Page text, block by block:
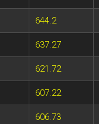
644.2
637.27
621.72
607.22
606.73